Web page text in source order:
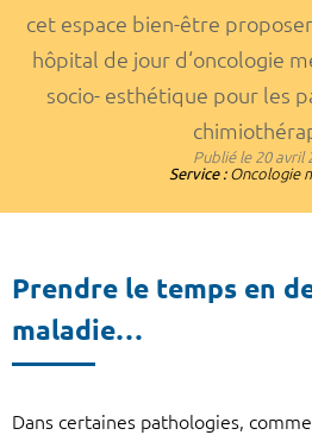
cet espace bien-être
hôpital de jour d‘oncologie
socio- esthétique pour les
Publié le20 avril
Service : Oncologie
Prendre le temps en
maladie…
Dans certaines pathologies,